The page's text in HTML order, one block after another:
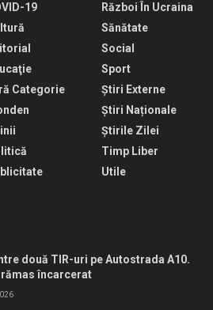
19
Categorie
Război În Ucraina
Sănătate
Social
Sport
Știri Externe
Știri Naționale
Știrile Zilei
Timp Liber
Utile
două TIR-uri pe Autostrada A10.
rămas încarcerat